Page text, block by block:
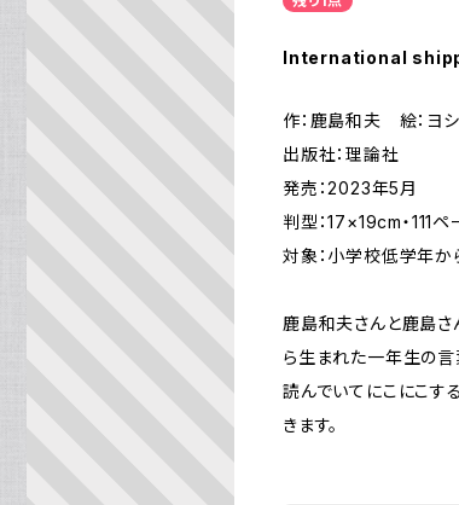
International
作：鹿島和夫 絵：ヨ
出版社：理論社
発売：2023年5月
判型：17×19cm・111ペ
対象：小学校低学年か
鹿島和夫さんと鹿島さ
ら生まれた一年生の言
読んでいてにこにこす
きます。